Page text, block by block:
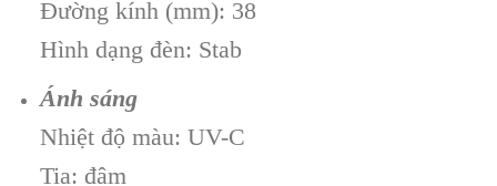
Đường kính (mm): 38
Hình dạng đèn: Stab
Ánh sáng
Nhiệt độ màu: UV-C
Tia: đâm